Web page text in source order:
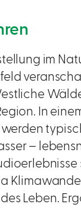
im
In
–
Leben.